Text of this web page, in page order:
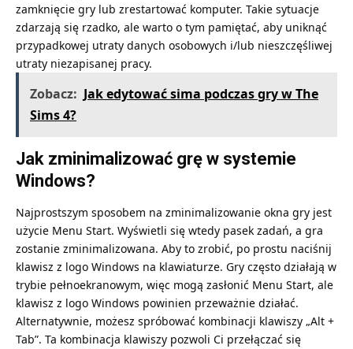
zamknięcie gry lub zrestartować komputer. Takie sytuacje
zdarzają się rzadko, ale warto o tym pamiętać, aby uniknąć
przypadkowej utraty danych osobowych i/lub nieszczęśliwej
utraty niezapisanej pracy.
Zobacz: Jak edytować sima podczas gry w The
Sims 4?
Jak zminimalizować grę w systemie
Windows?
Najprostszym sposobem na zminimalizowanie okna gry jest
użycie Menu Start. Wyświetli się wtedy pasek zadań, a gra
zostanie zminimalizowana. Aby to zrobić, po prostu naciśnij
klawisz z logo Windows na klawiaturze. Gry często działają w
trybie pełnoekranowym, więc mogą zasłonić Menu Start, ale
klawisz z logo Windows powinien przeważnie działać.
Alternatywnie, możesz spróbować kombinacji klawiszy „Alt +
Tab”. Ta kombinacja klawiszy pozwoli Ci przełączać się